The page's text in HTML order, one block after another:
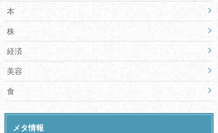
本
株
経済
美容
食
メタ情報